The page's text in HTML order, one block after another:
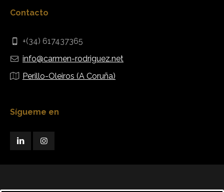
Contacto
+(34) 617437365
info@carmen-rodriguez.net
Perillo-Oleiros (A Coruña)
Sígueme en